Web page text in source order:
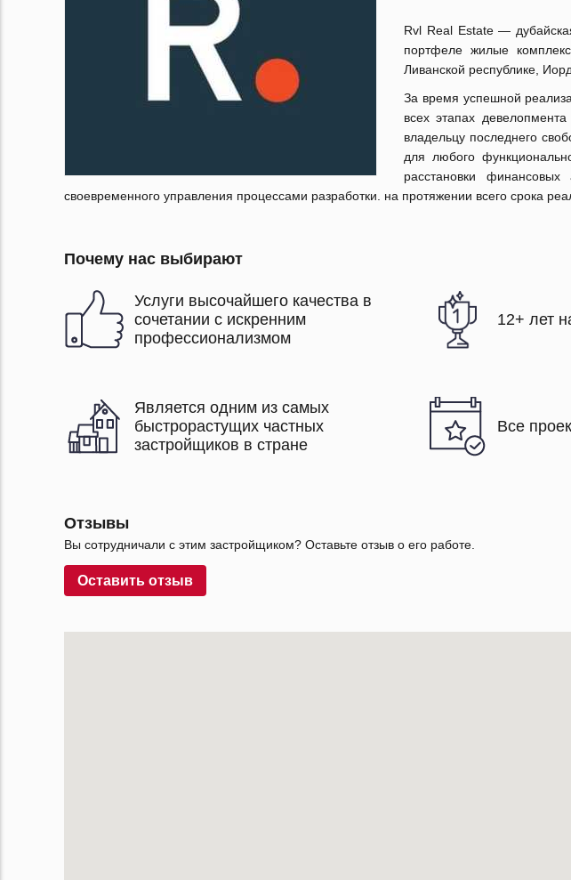
Rvl Real Estate —
портфеле жилые
Ливанской республике,
За время успешной
всех этапах
владельцу последнего
для любого
расстановки финансовых
своевременного управления процессами разработки. на протяжении всего срока
Почему нас выбирают
Услуги высочайшего качества в
сочетании с искренним
профессионализмом
12+ лет
Является одним из самых
быстрорастущих частных
застройщиков в стране
Все
Отзывы
Вы сотрудничали с этим застройщиком? Оставьте отзыв о его работе.
Оставить отзыв